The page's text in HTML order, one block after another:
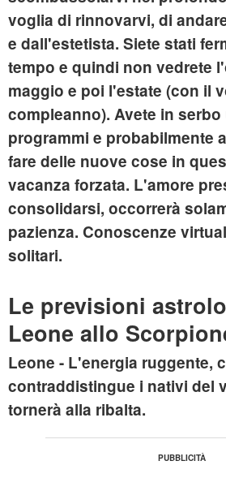
voglia di rinnovarvi, di
e dall'estetista. Siete stati
tempo e quindi non vedrete
maggio e poi l'estate (con il
compleanno). Avete in
programmi e probabilmente
fare delle nuove cose in
vacanza forzata. L'amore
consolidarsi, occorrerà
pazienza. Conoscenze
solitari.
Le previsioni
Leone allo
Leone - L'energia ruggente,
contraddistingue i nativi del
tornerà alla ribalta.